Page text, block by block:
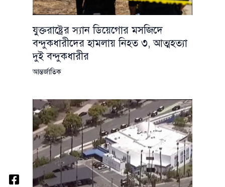
যুক্তরাষ্ট্রের স্যান ডিয়েগোর মসজিদে
বন্দুকধারীদের হামলায় নিহত ৩, আত্মহত্যা
দুই বন্দুকধারীর
আন্তর্জাতিক